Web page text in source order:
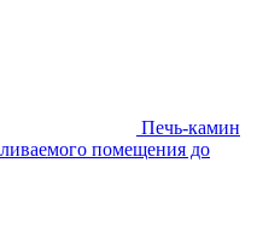
Печь-камин
помещения до